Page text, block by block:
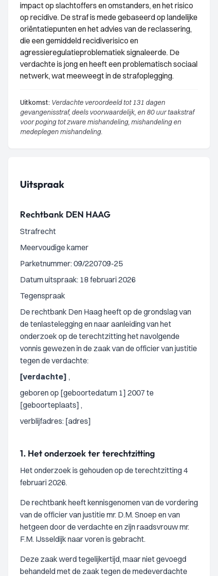
impact op slachtoffers en omstanders, en het risico
op recidive. De straf is mede gebaseerd op landelijke
oriëntatiepunten en het advies van de reclassering,
die een gemiddeld recidiverisico en
agressieregulatieproblematiek signaleerde. De
verdachte is jong en heeft een problematisch sociaal
netwerk, wat meeweegt in de strafoplegging.
Uitkomst: Verdachte veroordeeld tot 131 dagen
gevangenisstraf, deels voorwaardelijk, en 80 uur taakstraf
voor poging tot zware mishandeling, mishandeling en
medeplegen mishandeling.
Uitspraak
Rechtbank DEN HAAG
Strafrecht
Meervoudige kamer
Parketnummer: 09/220709-25
Datum uitspraak: 18 februari 2026
Tegenspraak
De rechtbank Den Haag heeft op de grondslag van
de tenlastelegging en naar aanleiding van het
onderzoek op de terechtzitting het navolgende
vonnis gewezen in de zaak van de officier van justitie
tegen de verdachte:
[verdachte] ,
geboren op [geboortedatum 1] 2007 te
[geboorteplaats] ,
verblijfadres: [adres]
1. Het onderzoek ter terechtzitting
Het onderzoek is gehouden op de terechtzitting 4
februari 2026.
De rechtbank heeft kennisgenomen van de vordering
van de officier van justitie mr. D.M. Snoep en van
hetgeen door de verdachte en zijn raadsvrouw mr.
F.M. IJsseldijk naar voren is gebracht.
Deze zaak werd tegelijkertijd, maar niet gevoegd
behandeld met de zaak tegen de medeverdachte